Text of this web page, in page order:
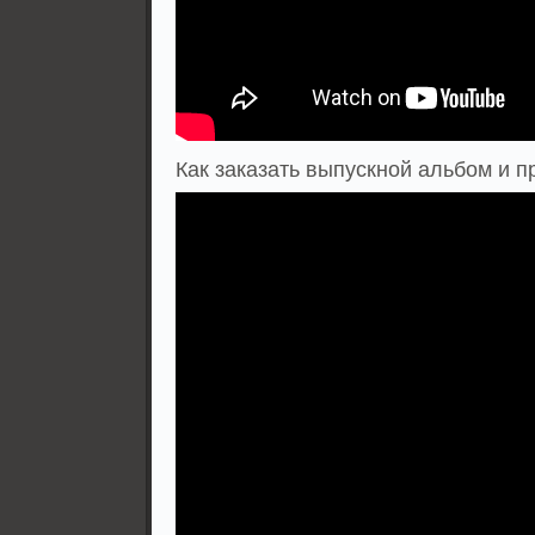
Как заказать выпускной альбом и